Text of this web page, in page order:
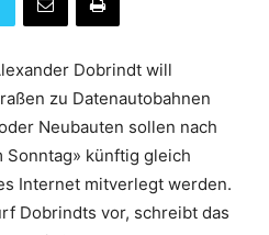
Dobrindt will
zu Datenautobahnen
Neubauten sollen nach
Sonntag» künftig gleich
Internet mitverlegt werden.
Dobrindts vor, schreibt das